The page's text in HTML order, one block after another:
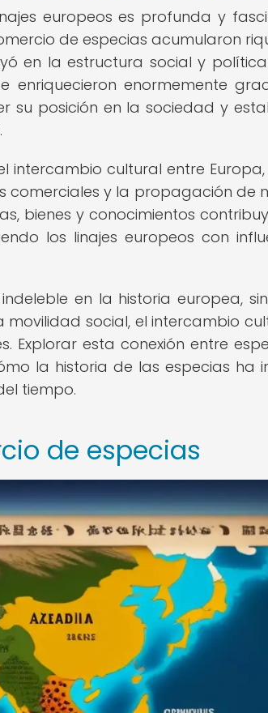
europeos es profunda y
de especias acumularon
en la estructura social y
enriquecieron enormemente
su posición en la sociedad y
intercambio cultural entre Europa,
comerciales y la propagación de
bienes y conocimientos
los linajes europeos con
en la historia europea,
social, el intercambio
Explorar esta conexión entre
la historia de las especias ha
tiempo.
de especias